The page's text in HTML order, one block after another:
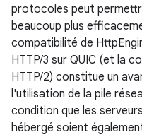
protocoles peut
beaucoup plus
compatibilité de
HTTP/3 sur QUIC (et la
HTTP/2) constitue un
l'utilisation de la pile
condition que les
hébergé soient